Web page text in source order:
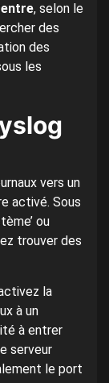
, selon le
des
des
les
vers un
activé. Sous
ou
trouver des
la
à un
à entrer
serveur
le port